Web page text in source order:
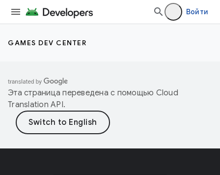
Войти
GAMES DEV CENTER
Эта страница переведена с помощью Cloud
Translation API.